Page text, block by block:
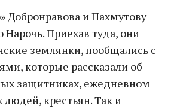
Добронравова и Пахмутову
Нарочь. Приехав туда, они
землянки, пообщались с
которые рассказали об
защитниках, ежедневном
крестьян. Так и